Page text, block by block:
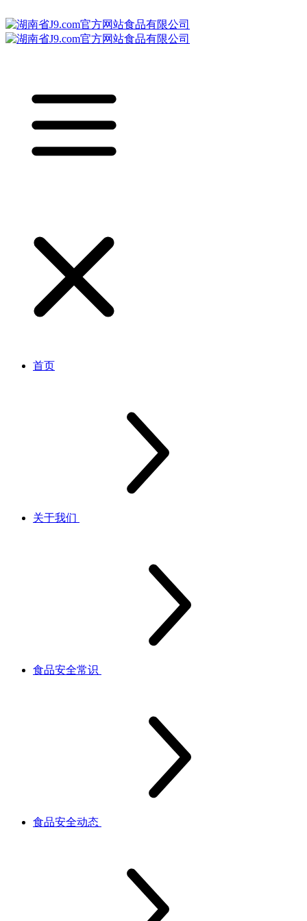
首页
关于我们
食品安全常识
食品安全动态